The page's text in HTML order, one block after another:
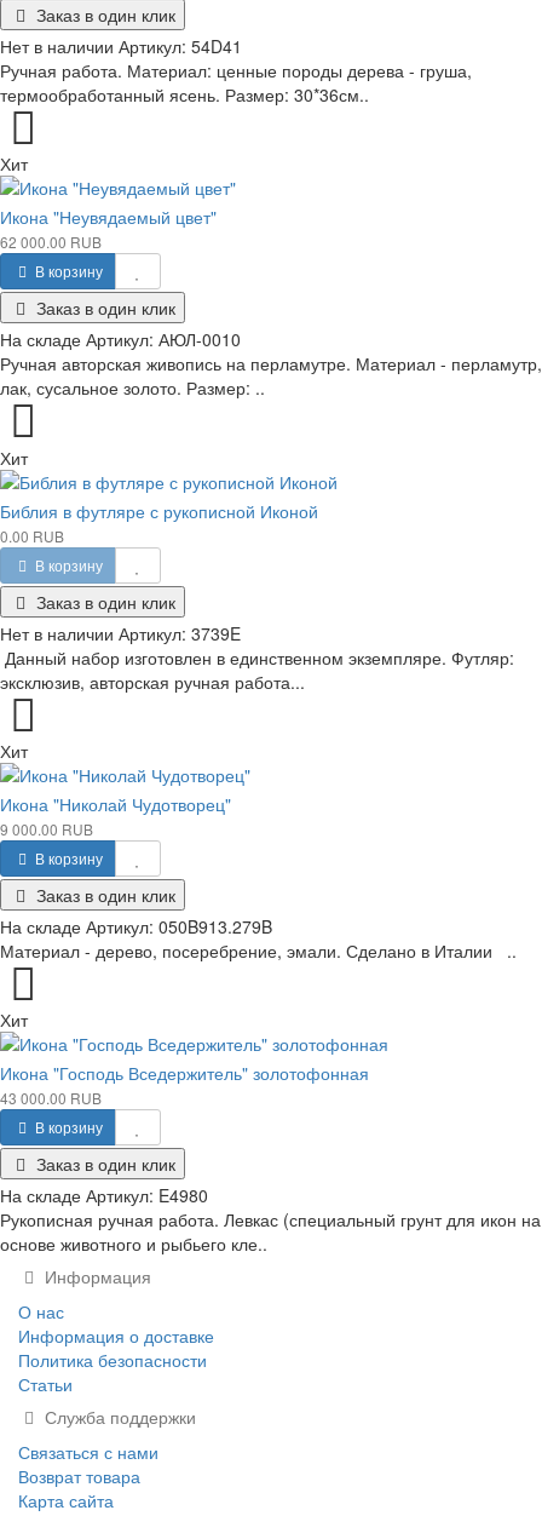
Заказ в один клик
Нет в наличии Артикул: 54D41
Ручная работа. Материал: ценные породы дерева - груша,
термообработанный ясень. Размер: 30*36см..
Хит
Икона "Неувядаемый цвет"
62 000.00 RUB
В корзину
Заказ в один клик
На складе Артикул: АЮЛ-0010
Ручная авторская живопись на перламутре. Материал - перламутр,
лак, сусальное золото. Размер: ..
Хит
Библия в футляре с рукописной Иконой
0.00 RUB
В корзину
Заказ в один клик
Нет в наличии Артикул: 3739E
Данный набор изготовлен в единственном экземпляре. Футляр:
эксклюзив, авторская ручная работа...
Хит
Икона "Николай Чудотворец"
9 000.00 RUB
В корзину
Заказ в один клик
На складе Артикул: 050B913.279B
Материал - дерево, посеребрение, эмали. Сделано в Италии ..
Хит
Икона "Господь Вседержитель" золотофонная
43 000.00 RUB
В корзину
Заказ в один клик
На складе Артикул: E4980
Рукописная ручная работа. Левкас (специальный грунт для икон на
основе животного и рыбьего кле..
Информация
О нас
Информация о доставке
Политика безопасности
Статьи
Служба поддержки
Связаться с нами
Возврат товара
Карта сайта